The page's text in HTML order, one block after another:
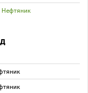
Нефтяник